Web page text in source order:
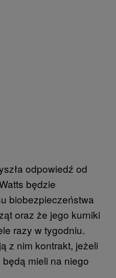
odpowiedź od
będzie
biobezpieczeństwa
oraz że jego kurniki
razy w tygodniu.
z nim kontrakt, jeżeli
mieli na niego